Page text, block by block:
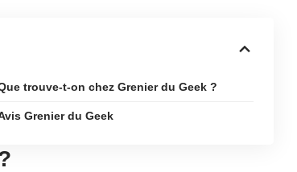
trouve-t-on chez Grenier du Geek ?
Grenier du Geek